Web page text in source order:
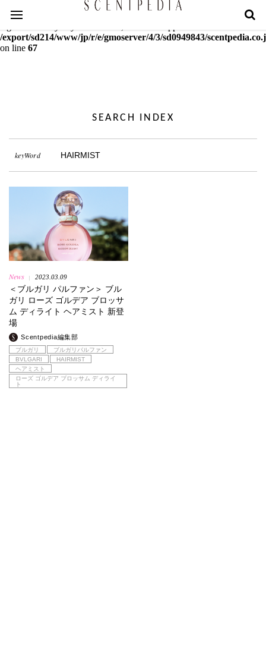
Warning
: mcrypt_decrypt(): Key of size 18 not supported by this
/export/sd214/www/jp/r/e/gmoserver/4/3/sd0949843/
on line 67
SEARCH INDEX
keyWord HAIRMIST
News 2023.03.09
＜ブルガリ パルファン＞ ブル
ガリ ローズ ゴルデア ブロッサ
ム ディライト ヘアミスト 新登
場
Scentpedia編集部
ブルガリ
ブルガリパルファン
BVLGARI
HAIRMIST
ヘアミスト
ローズ ゴルデア ブロッサム ディライ
ト